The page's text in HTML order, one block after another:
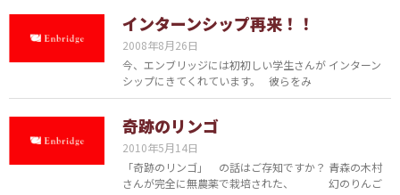
インターンシップ再来！！
2008年8月26日
今、エンブリッジには初初しい学生さんが インターン
シップにきてくれています。 彼らをみ
奇跡のリンゴ
2010年5月14日
「奇跡のリンゴ」 の話はご存知ですか？ 青森の木村
さんが完全に無農薬で栽培された、 幻のりんご